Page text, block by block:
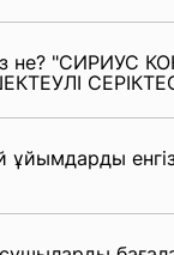
не? "СИРИУС
ұйымдарды